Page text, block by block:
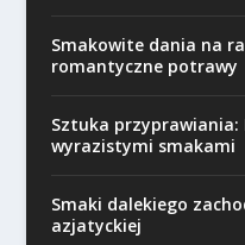
Smakowite dania na
romantyczne potrawy
Sztuka przyprawiania:
wyrazistymi smakami
Smaki dalekiego
azjatyckiej